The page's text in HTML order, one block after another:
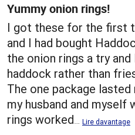
Yummy onion rings!
I got these for the first
and I had bought
the onion rings a try
haddock rather than
The one package
my husband and myself
rings worked… Lire davantage